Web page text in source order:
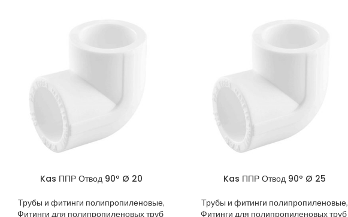
Kas ППР Отвод 90º Ø 20
Трубы и фитинги полипропиленовые,
Фитинги для полипропиленовых труб
Kas ППР Отвод 90º Ø 25
Трубы и фитинги полипропиленовые,
Фитинги для полипропиленовых труб